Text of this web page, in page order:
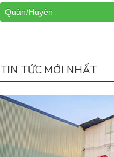
TIN TỨC MỚI NHẤT